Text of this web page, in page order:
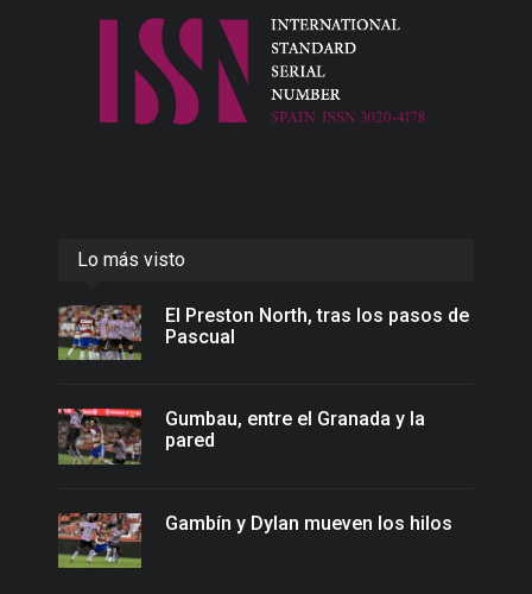
Lo más visto
El Preston North, tras los pasos de
Pascual
Gumbau, entre el Granada y la
pared
Gambín y Dylan mueven los hilos